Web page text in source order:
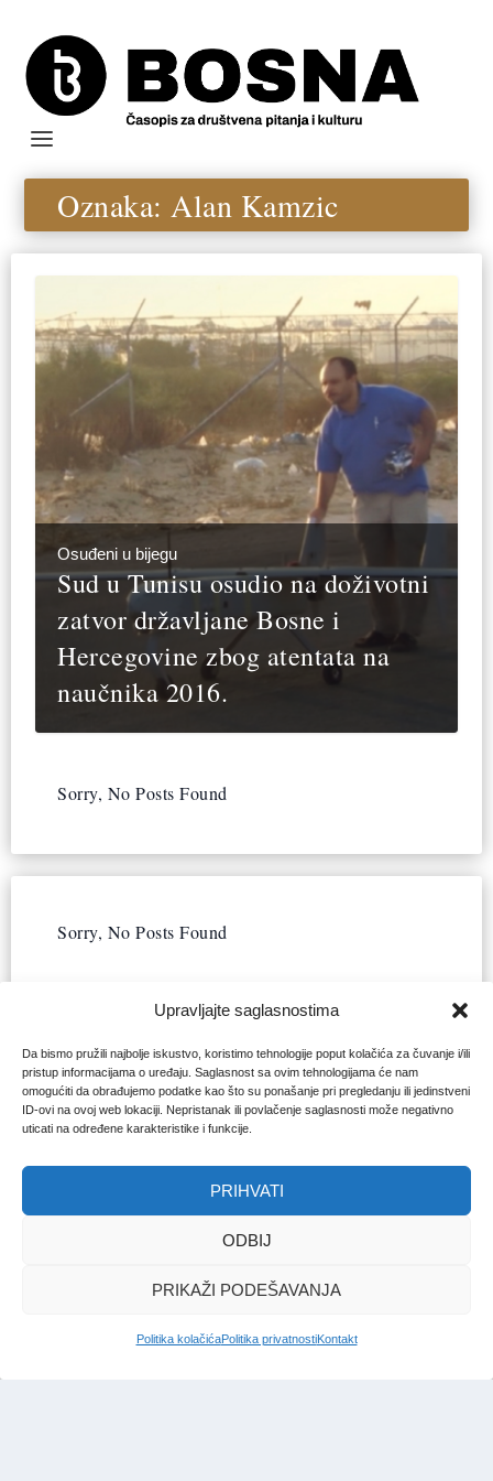
Upravljajte saglasnostima
Da bismo pružili najbolje iskustvo, koristimo tehnologije poput kolačića za čuvanje i/ili
pristup informacijama o uređaju. Saglasnost sa ovim tehnologijama će nam
omogućiti da obrađujemo podatke kao što su ponašanje pri pregledanju ili jedinstveni
ID-ovi na ovoj web lokaciji. Nepristanak ili povlačenje saglasnosti može negativno
uticati na određene karakteristike i funkcije.
PRIHVATI
ODBIJ
PRIKAŽI PODEŠAVANJA
Politika kolačićaPolitika privatnostiKontakt
Oznaka:Alan Kamzic
Osuđeni u bijegu
Sud u Tunisu osudio na doživotni
zatvor državljane Bosne i
Hercegovine zbog atentata na
naučnika 2016.
Sorry, No Posts Found
Sorry, No Posts Found